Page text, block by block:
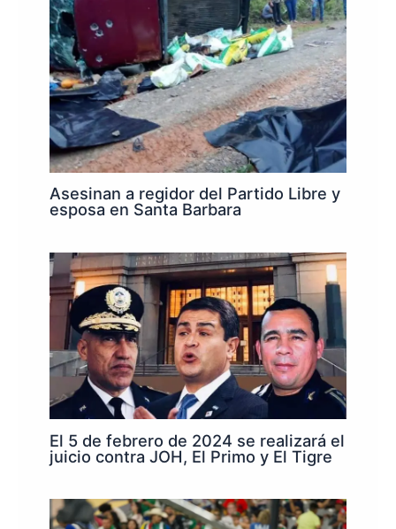
Asesinan a regidor del Partido Libre y
esposa en Santa Barbara
El 5 de febrero de 2024 se realizará el
juicio contra JOH, El Primo y El Tigre